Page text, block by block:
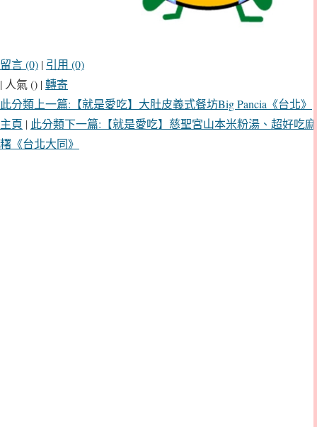
留言 (0) | 引用 (0)
| 人氣 () |轉寄
此分類上一篇:【就是愛吃】大肚皮義式餐坊Big Pancia《台北》
主頁 | 此分類下一篇:【就是愛吃】慈聖宮山本米粉湯、超好吃麻
糬《台北大同》